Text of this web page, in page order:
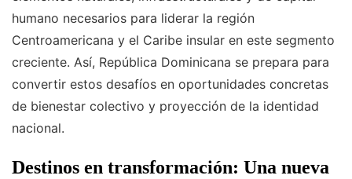
humano necesarios para liderar la región
Centroamericana y el Caribe insular en este segmento
creciente. Así, República Dominicana se prepara para
convertir estos desafíos en oportunidades concretas
de bienestar colectivo y proyección de la identidad
nacional.
Destinos en transformación: Una nueva